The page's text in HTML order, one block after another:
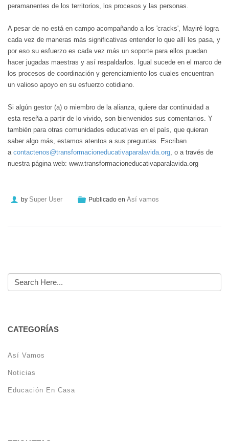
peramanentes de los territorios, los procesos y las personas.
A pesar de no está en campo acompañando a los 'cracks', Mayiré logra
cada vez de maneras más significativas entender lo que allí les pasa, y
por eso su esfuerzo es cada vez más un soporte para ellos puedan
hacer jugadas maestras y así respaldarlos. Igual sucede en el marco de
los procesos de coordinación y gerenciamiento los cuales encuentran
un valioso apoyo en su esfuerzo cotidiano.
Si algún gestor (a) o miembro de la alianza, quiere dar continuidad a
esta reseña a partir de lo vivido, son bienvenidos sus comentarios. Y
también para otras comunidades educativas en el país, que quieran
saber algo más, estamos atentos a sus preguntas. Escriban
a contactenos@transformacioneducativaparalavida.org , o a través de
nuestra página web: www.transformacioneducativaparalavida.org
by Super User Publicado en Así vamos
CATEGORÍAS
Así Vamos
Noticias
Educación En Casa